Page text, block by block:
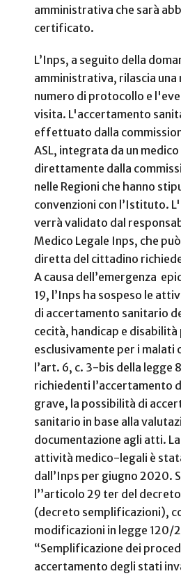
amministrativa che sarà
certificato.
L’Inps, a seguito della
amministrativa, rilascia una
numero di protocollo e
visita. L'accertamento
effettuato dalla
ASL, integrata da un
direttamente dalla
nelle Regioni che hanno
convenzioni con l’Istituto.
verrà validato dal
Medico Legale Inps, che
diretta del cittadino
A causa dell’emergenza
19, l’Inps ha sospeso le
di accertamento sanitario
cecità, handicap e
esclusivamente per i malati
l’art. 6, c. 3-bis della legge
richiedenti l’accertamento
grave, la possibilità di
sanitario in base alla
documentazione agli atti.
attività medico-legali è
dall’Inps per giugno 2020.
l’’articolo 29 ter del
(decreto semplificazioni),
modificazioni in legge 120/
“Semplificazione dei
accertamento degli stati